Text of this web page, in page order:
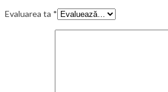
Evaluarea ta *